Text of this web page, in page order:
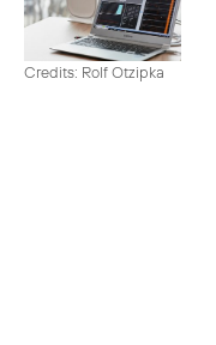
Credits: Rolf Otzipka